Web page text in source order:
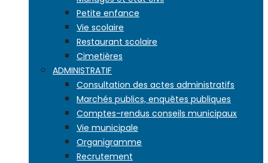
Petite enfance
Vie scolaire
Restaurant scolaire
Cimetières
ADMINISTRATIF
Consultation des actes administratifs
Marchés publics, enquêtes publiques
Comptes-rendus conseils municipaux
Vie municipale
Organigramme
Recrutement